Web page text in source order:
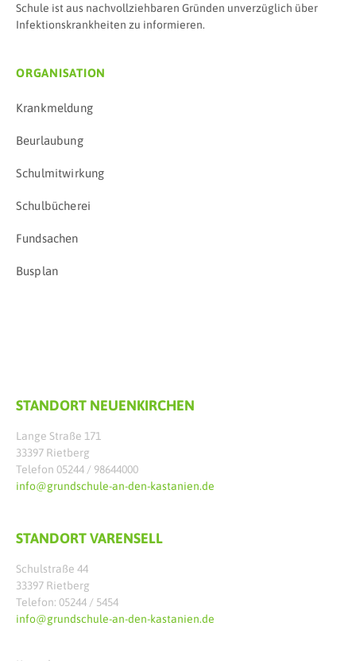
Schule ist aus nachvollziehbaren Gründen unverzüglich über
Infektionskrankheiten zu informieren.
ORGANISATION
Krankmeldung
Beurlaubung
Schulmitwirkung
Schulbücherei
Fundsachen
Busplan
STANDORT NEUENKIRCHEN
Lange Straße 171
33397 Rietberg
Telefon 05244 / 98644000
info@grundschule-an-den-kastanien.de
STANDORT VARENSELL
Schulstraße 44
33397 Rietberg
Telefon: 05244 / 5454
info@grundschule-an-den-kastanien.de